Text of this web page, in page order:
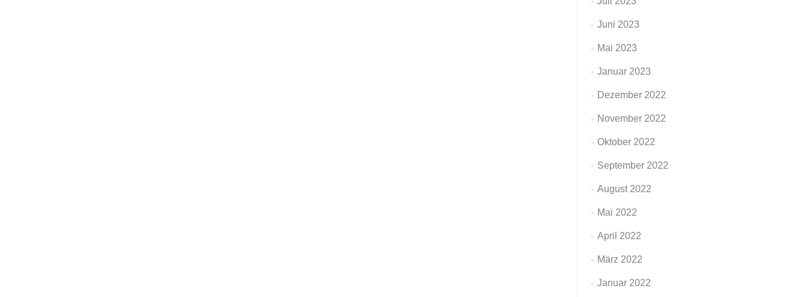
Juni 2023
Mai 2023
Januar 2023
Dezember 2022
November 2022
Oktober 2022
September 2022
August 2022
Mai 2022
April 2022
März 2022
Januar 2022